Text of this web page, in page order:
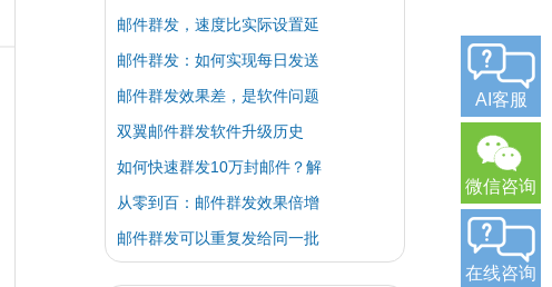
邮件群发，速度比实际设置延
邮件群发：如何实现每日发送
邮件群发效果差，是软件问题
双翼邮件群发软件升级历史
如何快速群发10万封邮件？解
从零到百：邮件群发效果倍增
邮件群发可以重复发给同一批
AI客服
微信咨询
在线咨询